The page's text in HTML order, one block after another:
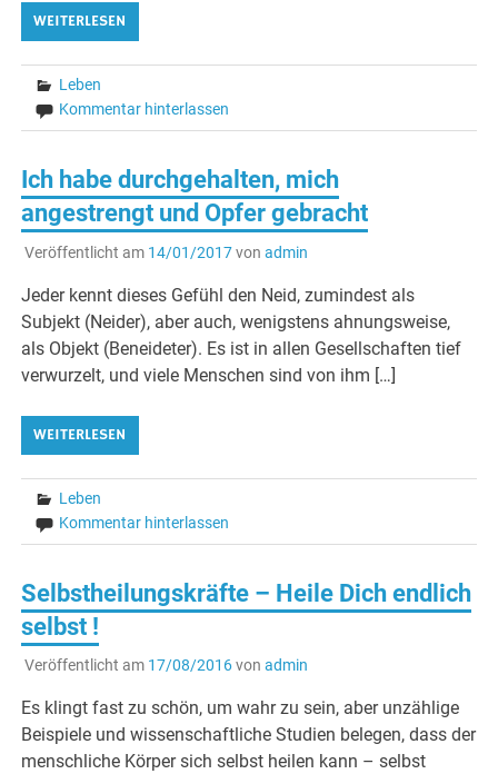
WEITERLESEN
Leben
Kommentar hinterlassen
Ich habe durchgehalten, mich
angestrengt und Opfer gebracht
Veröffentlicht am 14/01/2017von admin
Jeder kennt dieses Gefühl den Neid, zumindest als
Subjekt (Neider), aber auch, wenigstens ahnungsweise,
als Objekt (Beneideter). Es ist in allen Gesellschaften tief
verwurzelt, und viele Menschen sind von ihm […]
WEITERLESEN
Leben
Kommentar hinterlassen
Selbstheilungskräfte – Heile Dich endlich
selbst !
Veröffentlicht am 17/08/2016von admin
Es klingt fast zu schön, um wahr zu sein, aber unzählige
Beispiele und wissenschaftliche Studien belegen, dass der
menschliche Körper sich selbst heilen kann – selbst